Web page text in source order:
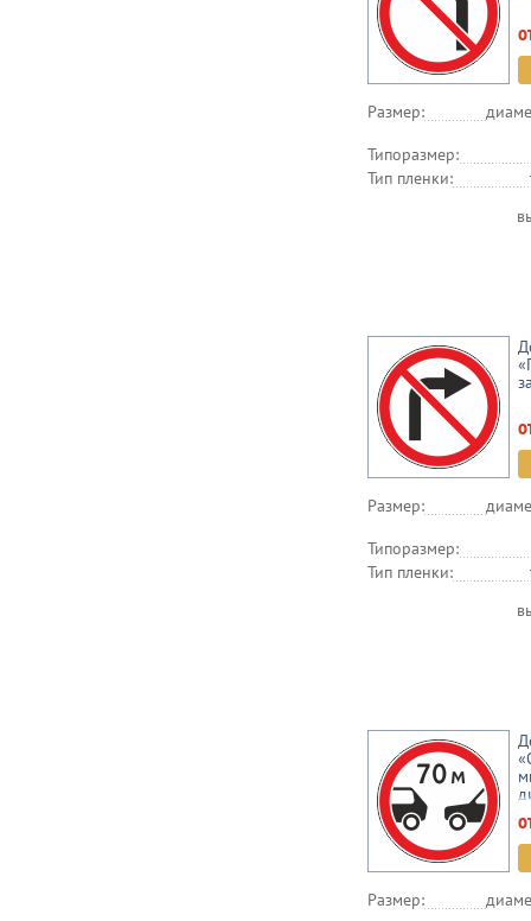
Размер:
Типоразмер:
Тип пленки:
Размер:
Типоразмер:
Тип пленки:
Размер: